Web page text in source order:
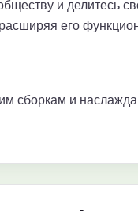
и делитесь
его
сборкам и